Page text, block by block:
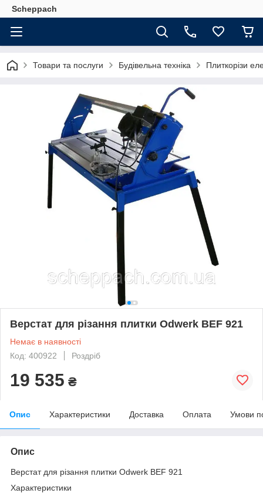
Scheppach
Товари та послуги Будівельна техніка Плиткорізи
Верстат для різання плитки Odwerk BEF 921
Немає в наявності
Код: 400922
Роздріб
19 535 ₴
Опис Характеристики Доставка Оплата Умови
Опис
Верстат для різання плитки Odwerk BEF 921
Характеристики